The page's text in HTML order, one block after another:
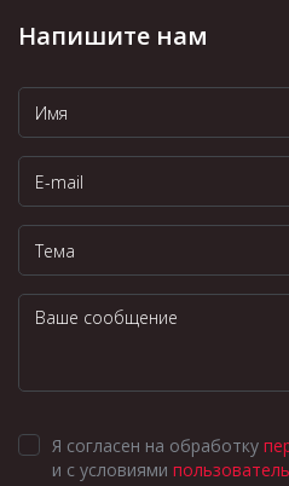
Напишите нам
Я согласен на обработку
и с условиями